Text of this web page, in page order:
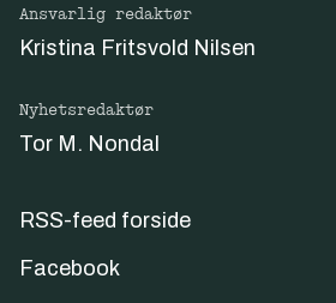
Ansvarlig redaktør
Kristina Fritsvold Nilsen
Nyhetsredaktør
Tor M. Nondal
RSS-feed forside
Facebook